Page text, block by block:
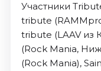
Участники
tribute
tribute (LAAV из
(Rock Mania,
(Rock Mania),